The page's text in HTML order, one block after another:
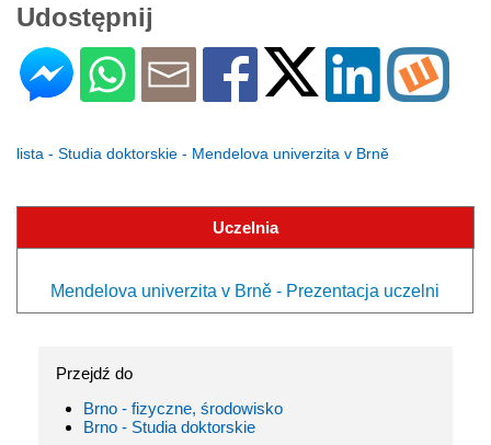
Udostępnij
lista - Studia doktorskie - Mendelova univerzita v Brně
Uczelnia
Mendelova univerzita v Brně - Prezentacja uczelni
Przejdź do
Brno - fizyczne, środowisko
Brno - Studia doktorskie